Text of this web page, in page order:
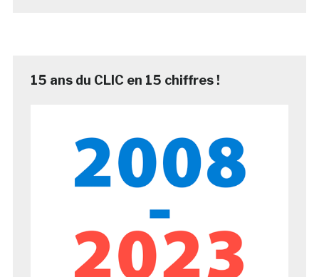
15 ans du CLIC en 15 chiffres !